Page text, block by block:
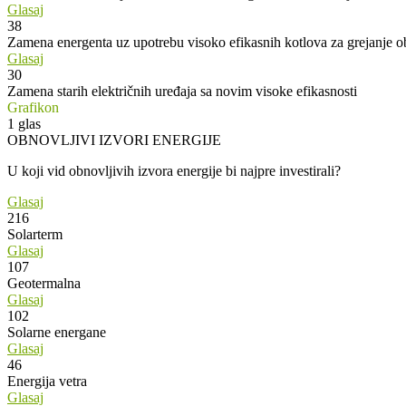
Glasaj
38
Zamena energenta uz upotrebu visoko efikasnih kotlova za grejanje
Glasaj
30
Zamena starih električnih uređaja sa novim visoke efikasnosti
Grafikon
1 glas
OBNOVLJIVI IZVORI ENERGIJE
U koji vid obnovljivih izvora energije bi najpre investirali?
Glasaj
216
Solarterm
Glasaj
107
Geotermalna
Glasaj
102
Solarne energane
Glasaj
46
Energija vetra
Glasaj